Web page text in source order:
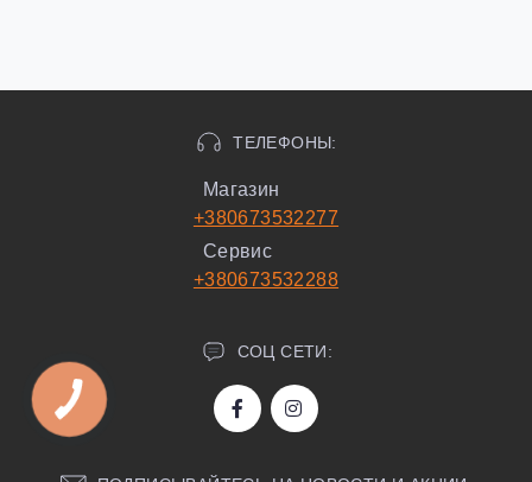
ТЕЛЕФОНЫ:
Магазин
+380673532277
Сервис
+380673532288
СОЦ СЕТИ: